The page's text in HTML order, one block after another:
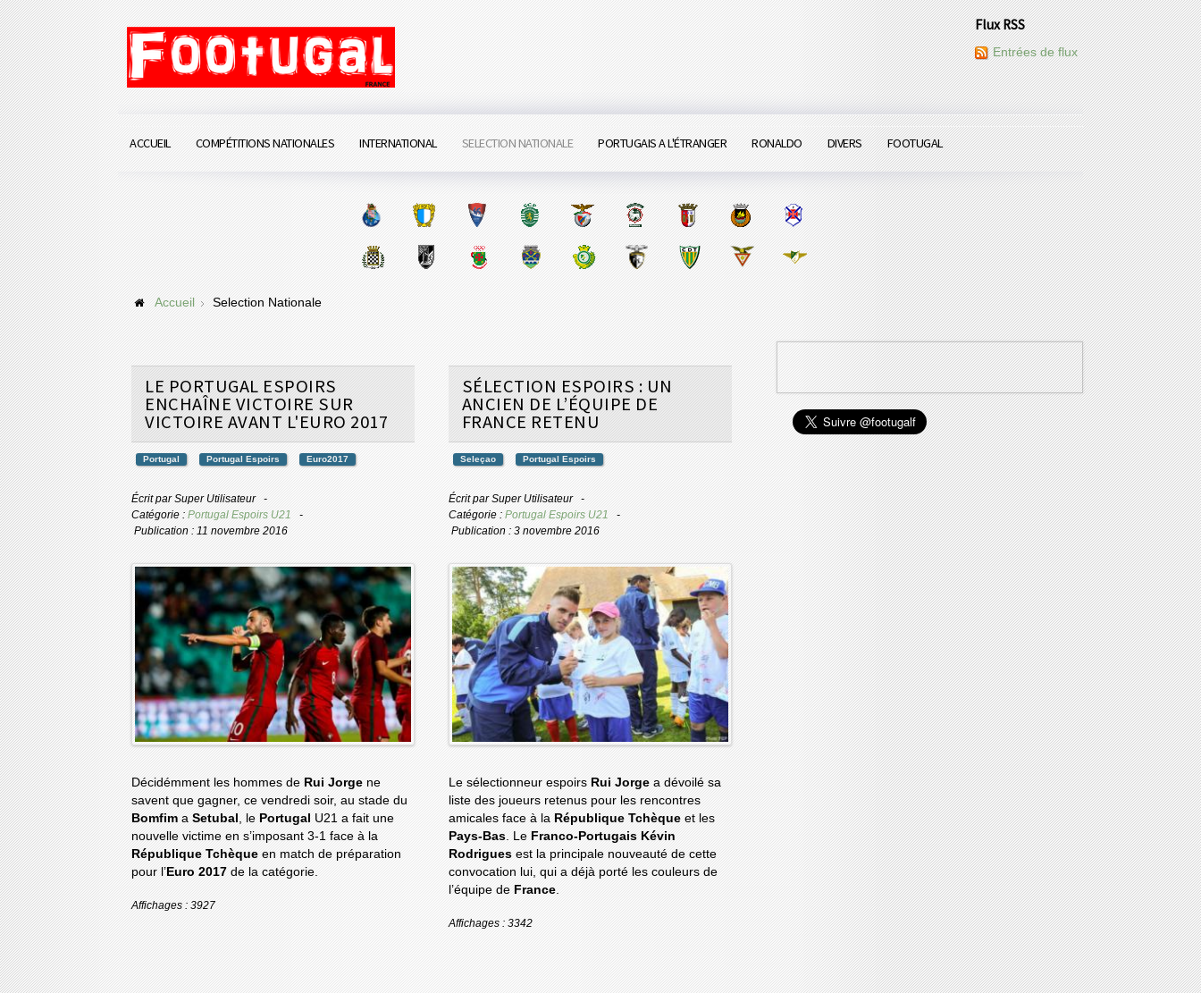
Flux RSS
Entrées de flux
ACCUEIL COMPÉTITIONS NATIONALES INTERNATIONAL SELECTION NATIONALE PORTUGAIS A L'ÉTRANGER RONALDO DIVERS FOOTUGAL
Accueil Selection Nationale
LE PORTUGAL ESPOIRS
ENCHAÎNE VICTOIRE SUR
VICTOIRE AVANT L'EURO 2017
Portugal Portugal Espoirs Euro2017
Écrit parSuper Utilisateur
Catégorie : Portugal Espoirs U21
Publication : 11 novembre 2016
Décidémment les hommes de Rui Jorge ne
savent que gagner, ce vendredi soir, au stade du
Bomfim a Setubal , le Portugal U21 a fait une
nouvelle victime en s’imposant 3-1 face à la
République Tchèque en match de préparation
pour l’ Euro 2017 de la catégorie.
Affichages : 3927
SÉLECTION ESPOIRS : UN
ANCIEN DE L’ÉQUIPE DE
FRANCE RETENU
Seleçao Portugal Espoirs
Écrit parSuper Utilisateur
Catégorie : Portugal Espoirs U21
Publication : 3 novembre 2016
Le sélectionneur espoirs Rui Jorgea dévoilé sa
liste des joueurs retenus pour les rencontres
amicales face à la République Tchèqueet les
Pays-Bas. Le Franco-Portugais Kévin
Rodriguesest la principale nouveauté de cette
convocation lui, qui a déjà porté les couleurs de
l’équipe de France.
Affichages : 3342